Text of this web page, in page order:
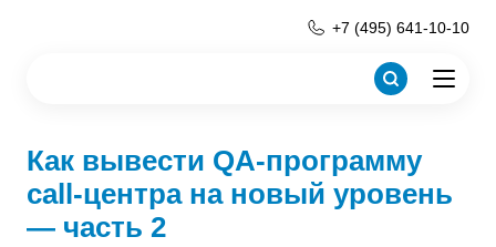
+7 (495) 641-10-10
Как вывести QA-программу
call-центра на новый уровень
— часть 2